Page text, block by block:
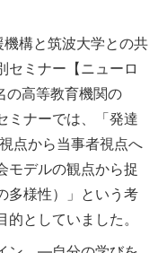
構と筑波大学との共
セミナー【ニューロ
の高等教育機関の
ミナーでは、「発達
点から当事者視点へ
デルの観点から捉
多様性）」という考
としていました。